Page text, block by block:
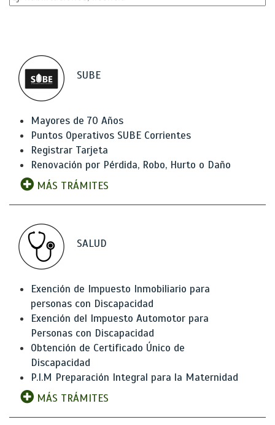
SUBE
Mayores de 70 Años
Puntos Operativos SUBE Corrientes
Registrar Tarjeta
Renovación por Pérdida, Robo, Hurto o Daño
MÁS TRÁMITES
SALUD
Exención de Impuesto Inmobiliario para
personas con Discapacidad
Exención del Impuesto Automotor para
Personas con Discapacidad
Obtención de Certificado Único de
Discapacidad
P.I.M Preparación Integral para la Maternidad
MÁS TRÁMITES